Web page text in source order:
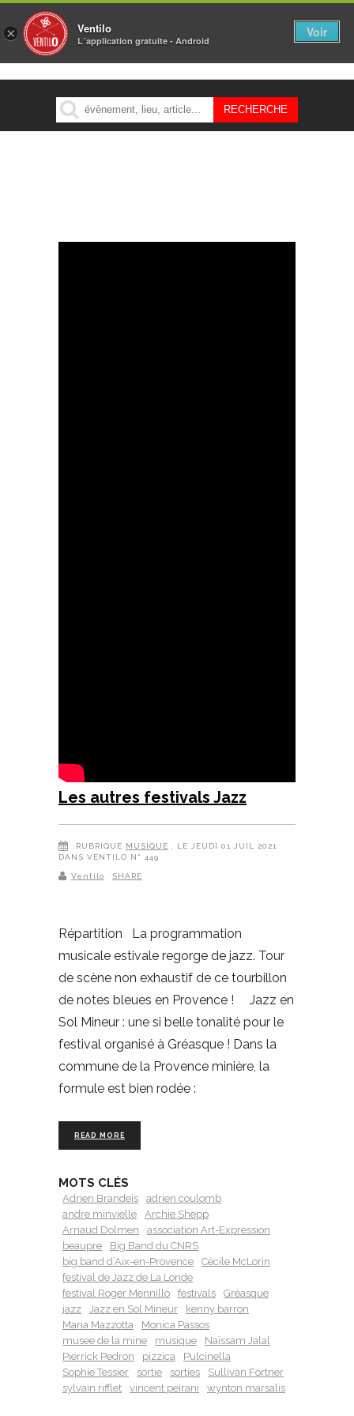
MENU
Les autres festivals Jazz
RUBRIQUE MUSIQUE
, LE JEUDI 01 JUIL 2021
DANS VENTILO N° 449
Ventilo SHARE
Répartition La programmation
musicale estivale regorge de jazz. Tour
de scène non exhaustif de ce tourbillon
de notes bleues en Provence ! Jazz en
Sol Mineur : une si belle tonalité pour le
festival organisé à Gréasque ! Dans la
commune de la Provence minière, la
formule est bien rodée :
READ MORE
MOTS CLÉS
Adrien Brandeis
adrien coulomb
andre minvielle
Archie Shepp
Arnaud Dolmen
association Art-Expression
beaupre
Big Band du CNRS
big band d’Aix-en-Provence
Cécile McLorin
festival de Jazz de La Londe
festival Roger Mennillo
festivals
Gréasque
jazz
Jazz en Sol Mineur
kenny barron
Maria Mazzotta
Monica Passos
musee de la mine
musique
Naïssam Jalal
Pierrick Pedron
pizzica
Pulcinella
Sophie Tessier
sortie sorties
Sullivan Fortner
sylvain rifflet
vincent peirani wynton marsalis
× Ventilo
L´application gratuite - Android
Voir